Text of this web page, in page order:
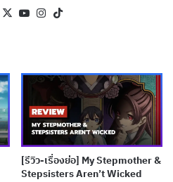
อ: 3 สัปดาห์ ที่ผ่านมา
อ] Tomb Raider King (2026) อนิเมะ
อนเวลาล่าขุมทรัพย์ที่ยังหาตัวเองไม่เจอ
อ: 3 สัปดาห์ ที่ผ่านมา
อ] Hanaori-san (2026) อดีตจอมมาร
ะวีรสตรีในรั้วโรงเรียน
อ: 3 สัปดาห์ ที่ผ่านมา
Facebook
X YouTubeInstagram
[รีวิว-เรื่องย่อ] My Stepmother &
Stepsisters Aren’t Wicked